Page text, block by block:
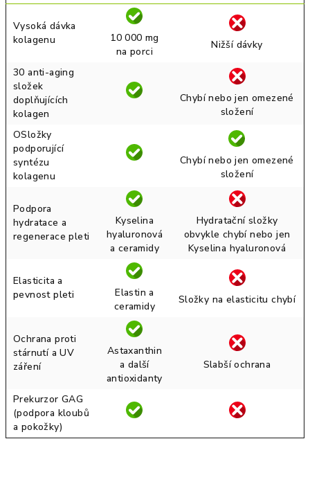
Vysoká dávka
kolagenu
10 000 mg
na porci
Nižší dávky
30 anti-aging
složek
doplňujících
kolagen
Chybí nebo jen omezené
složení
OSložky
podporující
syntézu
kolagenu
Chybí nebo jen omezené
složení
Podpora
hydratace a
regenerace pleti
Kyselina
hyaluronová
a ceramidy
Hydratační složky
obvykle chybí nebo jen
Kyselina hyaluronová
Elasticita a
pevnost pleti
Elastin a
ceramidy
Složky na elasticitu chybí
Ochrana proti
stárnutí a UV
záření
Astaxanthin
a další
antioxidanty
Slabší ochrana
Prekurzor GAG
(podpora kloubů
a pokožky)